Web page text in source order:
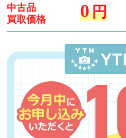
中古品
買取価格
0円